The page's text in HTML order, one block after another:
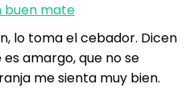
buen mate
lo toma el cebador. Dicen
amargo, que no se
me sienta muy bien.